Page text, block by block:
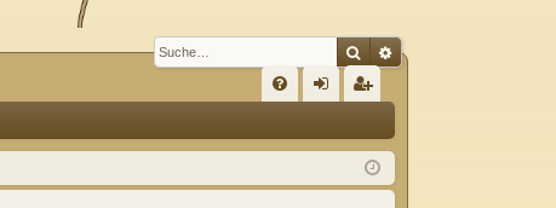
SucheErweiterte Suche
S
Q m
el
ist
rie